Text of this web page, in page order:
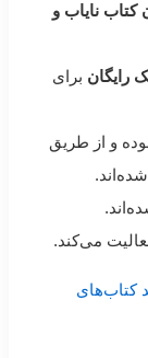
کتاب نایاب و
رایگان برای
و از طریق
می‌کند.
کتاب‌های